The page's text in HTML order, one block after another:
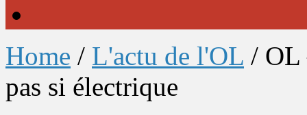
Home / L'actu de l'OL / OL
pas si électrique